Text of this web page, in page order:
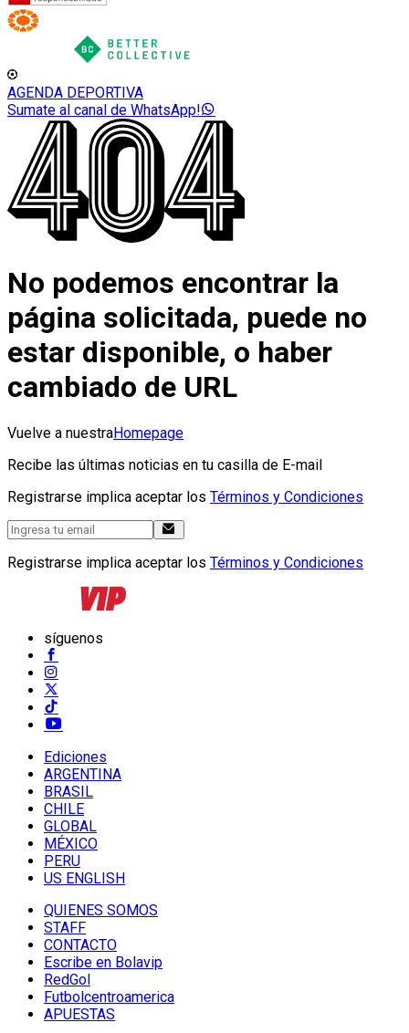
AGENDA DEPORTIVA
Sumate al canal de WhatsApp!
No podemos encontrar la
página solicitada, puede no
estar disponible, o haber
cambiado de URL
Vuelve a nuestraHomepage
Recibe las últimas noticias en tu casilla de E-mail
Registrarse implica aceptar los Términos y Condiciones
Registrarse implica aceptar los Términos y Condiciones
síguenos
Ediciones
ARGENTINA
BRASIL
CHILE
GLOBAL
MÉXICO
PERU
US ENGLISH
QUIENES SOMOS
STAFF
CONTACTO
Escribe en Bolavip
RedGol
Futbolcentroamerica
APUESTAS